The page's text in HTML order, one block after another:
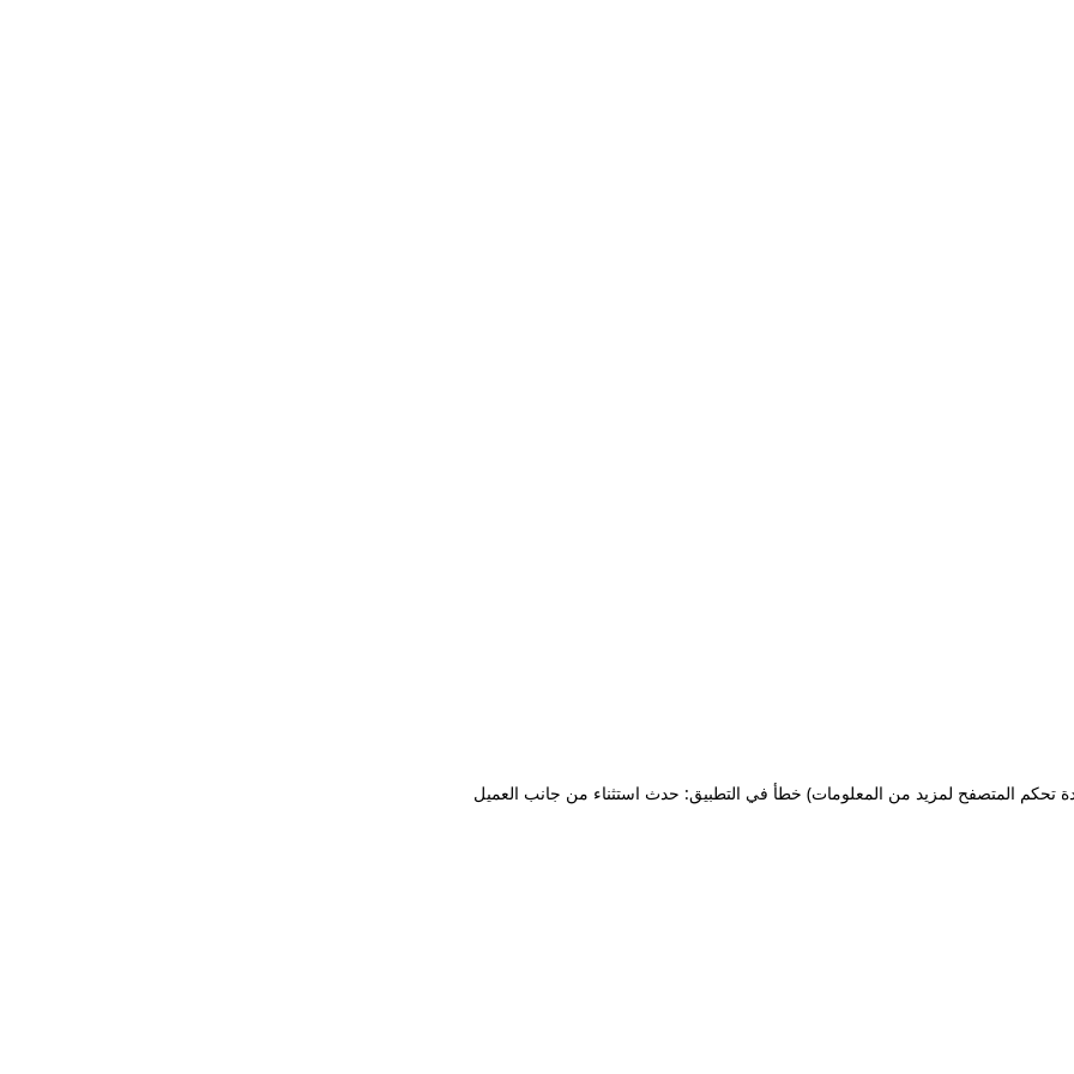
خطأ في التطبيق: حدث استثناء من جانب العميل تحكم المتصفح لمزيد من المعلومات)